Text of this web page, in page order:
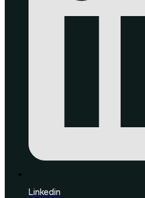
Linkedin